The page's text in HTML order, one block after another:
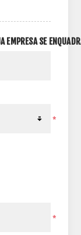
EMPRESA SE
*
*